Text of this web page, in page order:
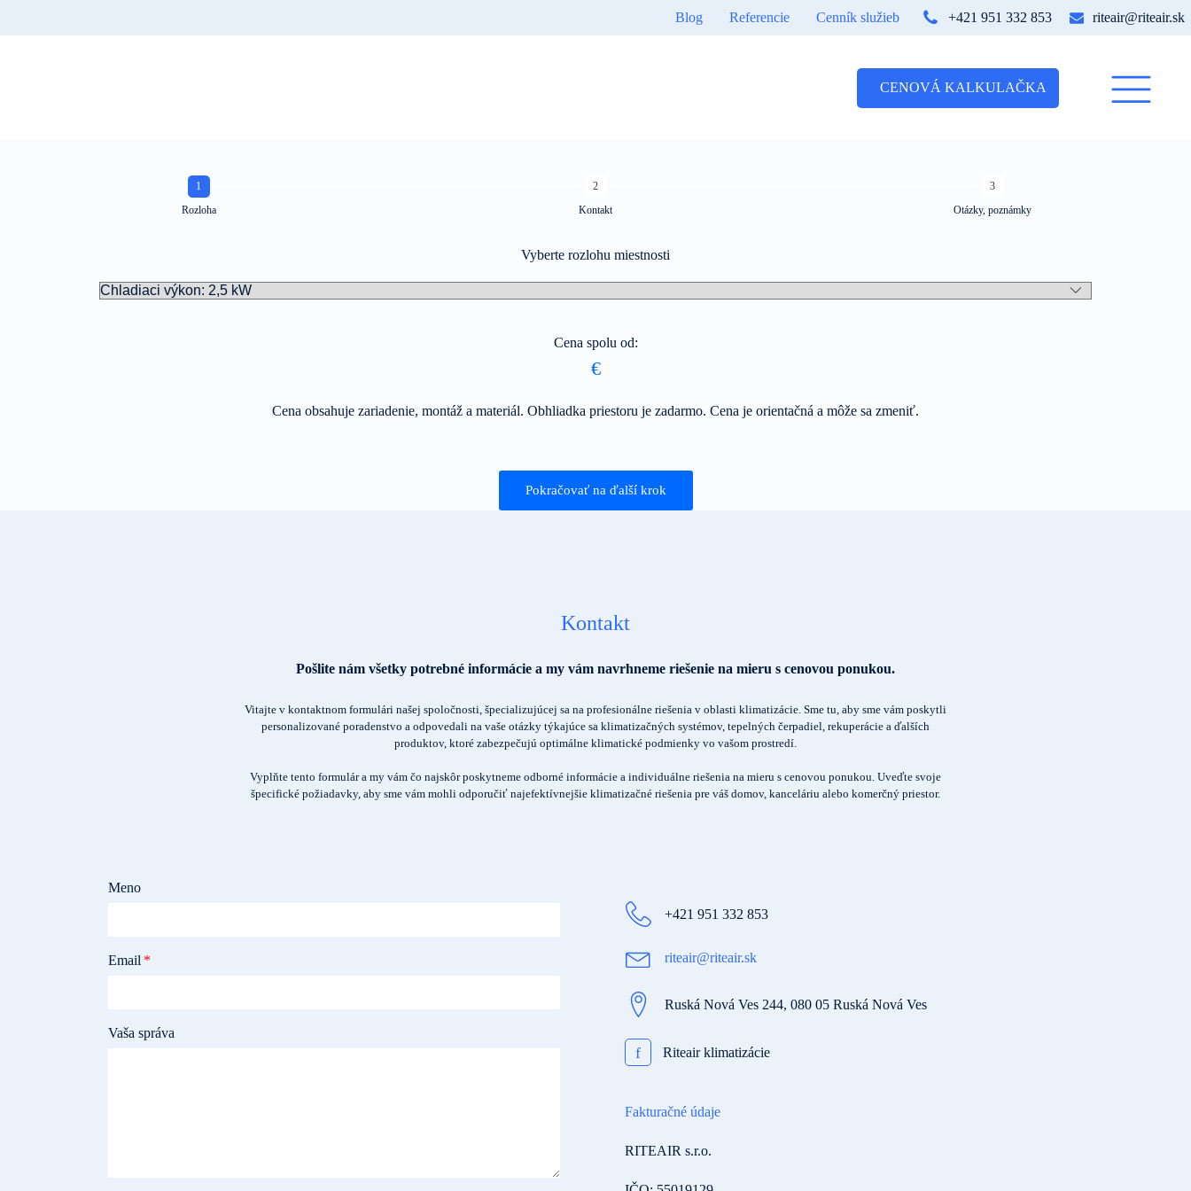
Blog Referencie Cenník služieb +421 951 332 853 riteair@riteair.sk
CENOVÁ KALKULAČKA
1
Rozloha
2
Kontakt
3
Otázky, poznámky
Vyberte rozlohu miestnosti
Cena spolu od:
€
Cena obsahuje zariadenie, montáž a materiál. Obhliadka priestoru je zadarmo. Cena je orientačná a môže sa zmeniť.
Pokračovať na ďalší krok
Kontakt
Pošlite nám všetky potrebné informácie a my vám navrhneme riešenie na mieru s cenovou ponukou.
Vitajte v kontaktnom formulári našej spoločnosti, špecializujúcej sa na profesionálne riešenia v oblasti klimatizácie. Sme tu, aby sme vám poskytli
personalizované poradenstvo a odpovedali na vaše otázky týkajúce sa klimatizačných systémov, tepelných čerpadiel, rekuperácie a ďalších
produktov, ktoré zabezpečujú optimálne klimatické podmienky vo vašom prostredí.
Vyplňte tento formulár a my vám čo najskôr poskytneme odborné informácie a individuálne riešenia na mieru s cenovou ponukou. Uveďte svoje
špecifické požiadavky, aby sme vám mohli odporučiť najefektívnejšie klimatizačné riešenia pre váš domov, kanceláriu alebo komerčný priestor.
Meno
Email
Vaša správa
+421 951 332 853
riteair@riteair.sk
Ruská Nová Ves 244, 080 05 Ruská Nová Ves
f Riteair klimatizácie
Fakturačné údaje
RITEAIR s.r.o.